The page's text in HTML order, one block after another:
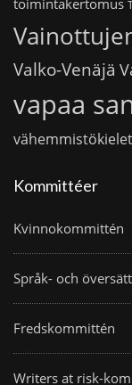
toimintakertomus
Valko-Venäjä
vapaa
vähemmistökielet
Kommittéer
Kvinnokommittén
Språk- och
Fredskommittén
Writers at risk-